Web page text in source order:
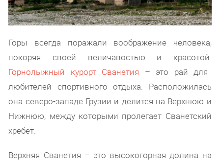
Горы всегда поражали воображение человека,
покоряя своей величавостью и красотой.
Горнолыжный курорт Сванетия – это рай для
любителей спортивного отдыха. Расположилась
она северо-западе Грузии и делится на Верхнюю и
Нижнюю, между которыми пролегает Сванетский
хребет.
Верхняя Сванетия – это высокогорная долина на